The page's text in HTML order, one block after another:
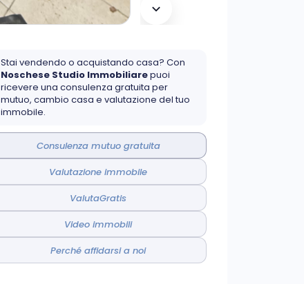
Stai vendendo o acquistando casa? Con
Noschese Studio Immobiliarepuoi
ricevere una consulenza gratuita per
mutuo, cambio casa e valutazione del tuo
immobile.
Consulenza mutuo gratuita
Valutazione immobile
ValutaGratis
Video immobili
Perché affidarsi a noi